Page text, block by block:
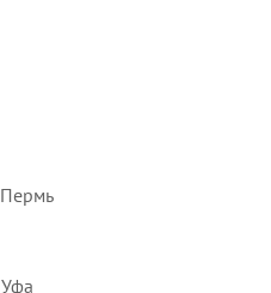
Пермь
Уфа